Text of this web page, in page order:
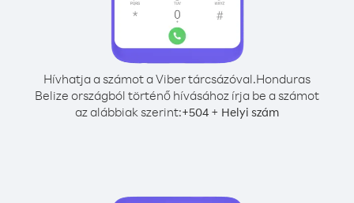
Hívhatja a számot a Viber tárcsázóval.Honduras
Belize országból történő hívásához írja be a számot
az alábbiak szerint:+504 + Helyi szám